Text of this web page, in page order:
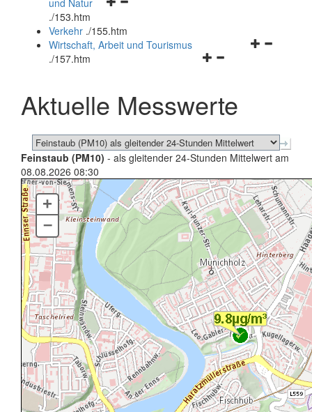
und
schließen
und Natur
./153.htm
Verkehr ./155.htm
Navigationsmenü
schließen
Wirtschaft, Arbeit und Tourismus
./157.htm
Aktuelle Messwerte
Feinstaub (PM10) - als gleitender 24-Stunden Mittelwert am
08.08.2026 08:30
+
–